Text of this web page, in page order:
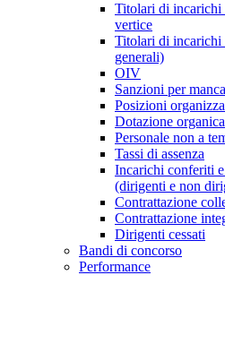
Titolari di
vertice
Titolari di
generali)
OIV
Sanzioni per
Posizioni
Dotazione organica
Personale non a
Tassi di assenza
Incarichi conferiti
(dirigenti e non
Contrattazione
Contrattazione
Dirigenti cessati
Bandi di concorso
Performance